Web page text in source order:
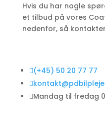
Hvis du har nogle
et tilbud på vores
nedenfor, så
(+45) 50 20 77 77

Mandag til fredag